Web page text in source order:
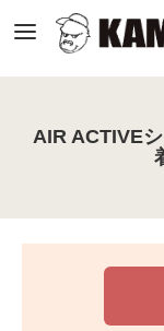
AIR ACTIVE